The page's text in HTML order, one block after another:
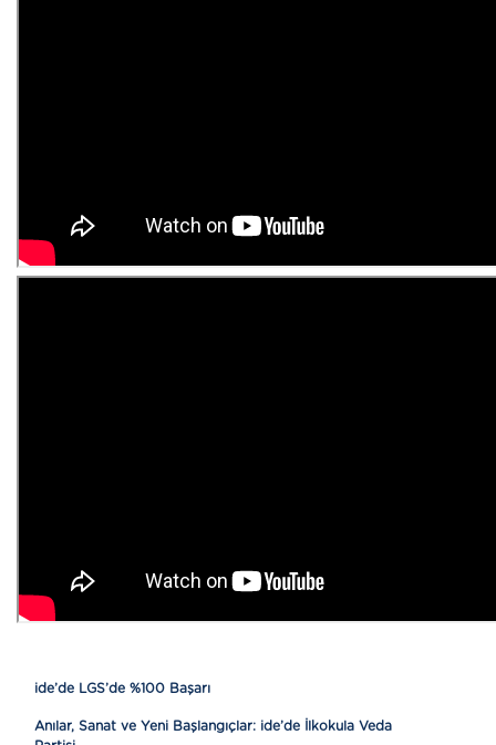
ide’de LGS’de %100 Başarı
Anılar, Sanat ve Yeni Başlangıçlar: ide’de İlkokula Veda